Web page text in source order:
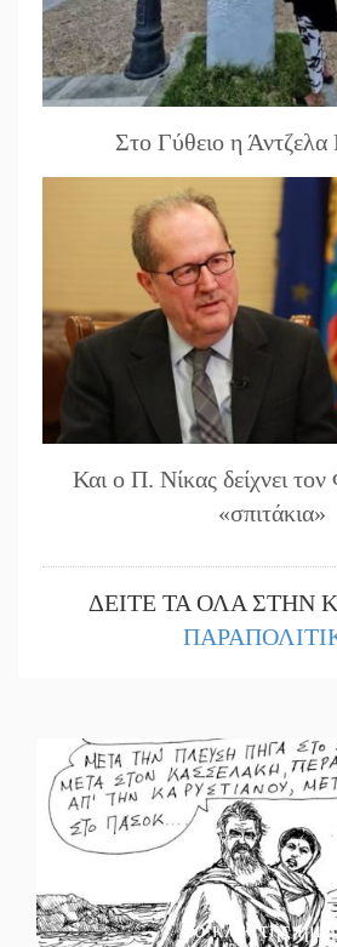
Στο Γύθειο η Άντζελα
Και ο Π. Νίκας δείχνει
«σπιτάκια»
ΔΕΙΤΕ ΤΑ ΟΛΑ ΣΤΗΝ
Το κλίκ της